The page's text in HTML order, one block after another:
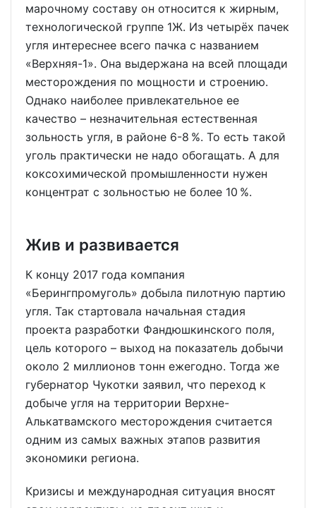
марочному составу он относится к жирным,
технологической группе 1Ж. Из четырёх пачек
угля интереснее всего пачка с названием
«Верхняя-1». Она выдержана на всей площади
месторождения по мощности и строению.
Однако наиболее привлекательное ее
качество – незначительная естественная
зольность угля, в районе 6-8 %. То есть такой
уголь практически не надо обогащать. А для
коксохимической промышленности нужен
концентрат с зольностью не более 10 %.
Жив и развивается
К концу 2017 года компания
«Берингпромуголь» добыла пилотную партию
угля. Так стартовала начальная стадия
проекта разработки Фандюшкинского поля,
цель которого – выход на показатель добычи
около 2 миллионов тонн ежегодно. Тогда же
губернатор Чукотки заявил, что переход к
добыче угля на территории Верхне-
Алькатвамского месторождения считается
одним из самых важных этапов развития
экономики региона.
Кризисы и международная ситуация вносят